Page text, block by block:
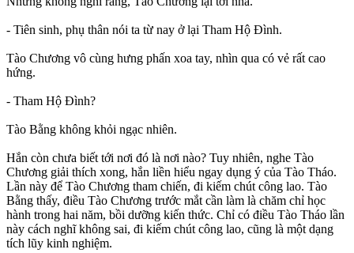
- Tiên sinh, phụ thân nói ta từ nay ở lại Tham Hộ Đình.
Tào Chương vô cùng hưng phấn xoa tay, nhìn qua có vẻ rất cao
hứng.
- Tham Hộ Đình?
Tào Bằng không khỏi ngạc nhiên.
Hắn còn chưa biết tới nơi đó là nơi nào? Tuy nhiên, nghe Tào
Chương giải thích xong, hắn liền hiểu ngay dụng ý của Tào Tháo.
Lần này để Tào Chương tham chiến, đi kiếm chút công lao. Tào
Bằng thấy, điều Tào Chương trước mắt cần làm là chăm chỉ học
hành trong hai năm, bồi dưỡng kiến thức. Chỉ có điều Tào Tháo lần
này cách nghĩ không sai, đi kiếm chút công lao, cũng là một dạng
tích lũy kinh nghiệm.